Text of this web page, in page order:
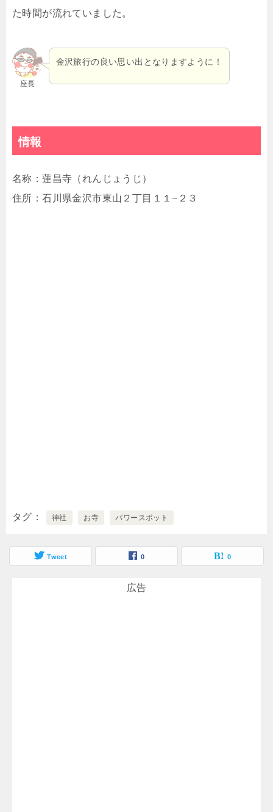
た時間が流れていました。
座長
金沢旅行の良い思い出となりますように！
情報
名称：蓮昌寺（れんじょうじ）
住所：石川県金沢市東山２丁目１１−２３
タグ 神社 お寺 パワースポット
Tweet 0 0
広告